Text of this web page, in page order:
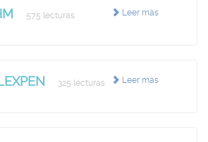
Leer más
575 lecturas
Leer más
325 lecturas